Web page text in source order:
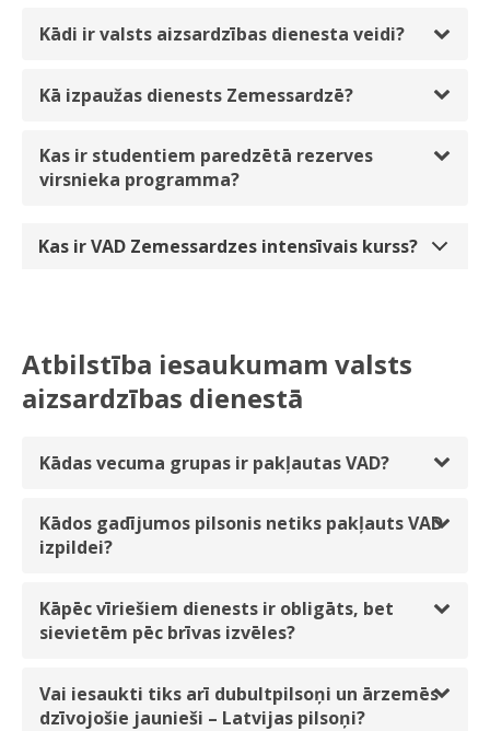
Kādi ir valsts aizsardzības dienesta veidi?
Kā izpaužas dienests Zemessardzē?
Kas ir studentiem paredzētā rezerves
virsnieka programma?
Kas ir VAD Zemessardzes intensīvais kurss?
Atbilstība iesaukumam valsts
aizsardzības dienestā
Kādas vecuma grupas ir pakļautas VAD?
Kādos gadījumos pilsonis netiks pakļauts VAD
izpildei?
Kāpēc vīriešiem dienests ir obligāts, bet
sievietēm pēc brīvas izvēles?
Vai iesaukti tiks arī dubultpilsoņi un ārzemēs
dzīvojošie jaunieši – Latvijas pilsoņi?